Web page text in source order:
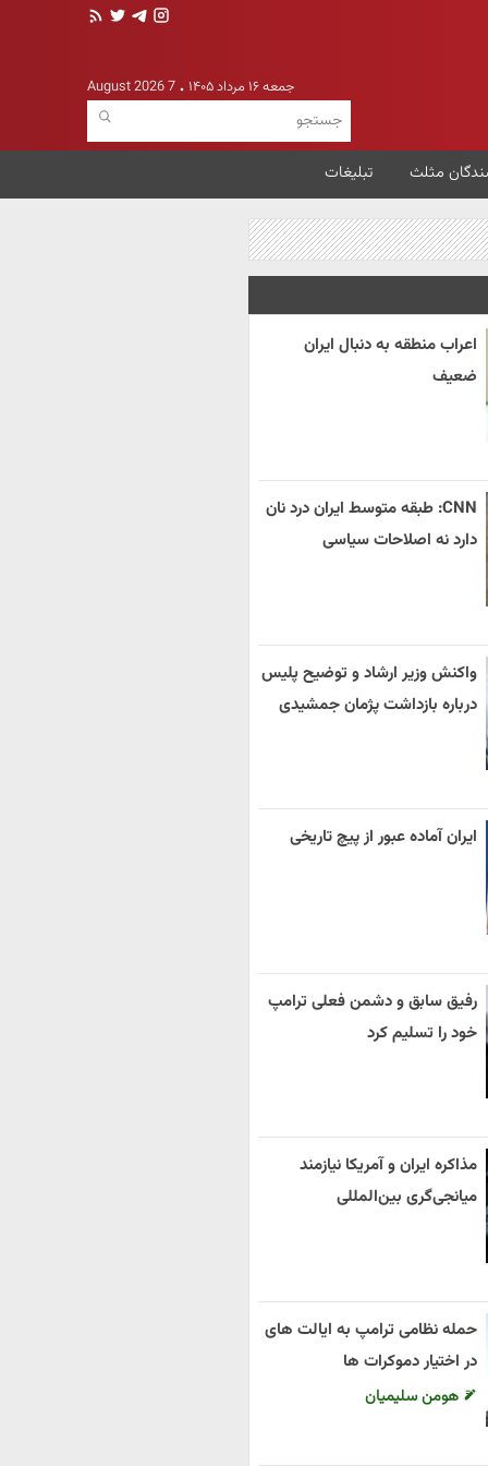
جمعه ۱۶ مرداد ۱۴۰۵ 7 August 2026
مثلث تبلیغات
اعراب منطقه به دنبال ایران
ضعیف
CNN: طبقه متوسط ایران درد نان
دارد نه اصلاحات سیاسی
واکنش وزیر ارشاد و توضیح پلیس
درباره بازداشت پژمان جمشیدی
ایران آماده عبور از پیچ تاریخی
رفیق سابق و دشمن فعلی ترامپ
خود را تسلیم کرد
مذاکره ایران و آمریکا نیازمند
میانجی‌گری بین‌المللی
حمله نظامی ترامپ به ایالت های
در اختیار دموکرات ها
هومن سلیمیان